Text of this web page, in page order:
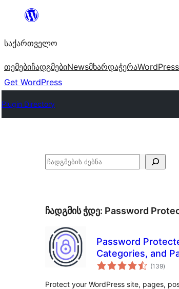
შიგთავსზე
საქართველო
თემებიჩადგმებიNewsმხარდაჭერა
Get WordPress
Plugin Directory
ძებნა
ჩადგმის ჭდე: Password
Password
Categories, and
(139)
Protect your WordPress site, pages,